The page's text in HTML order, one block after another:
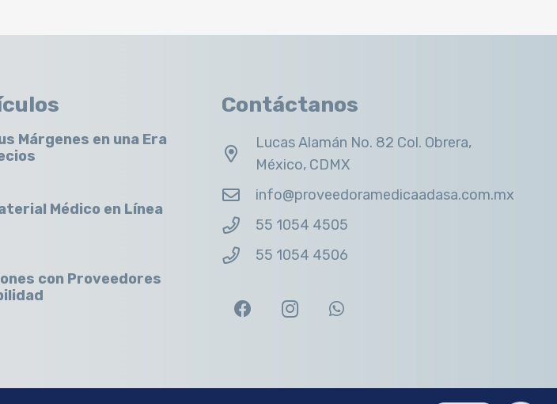
Márgenes en una Era
Médico en Línea
con Proveedores
Contáctanos
Lucas Alamán No. 82 Col. Obrera,
México, CDMX
info@proveedoramedicaadasa.com.mx
55 1054 4505
55 1054 4506